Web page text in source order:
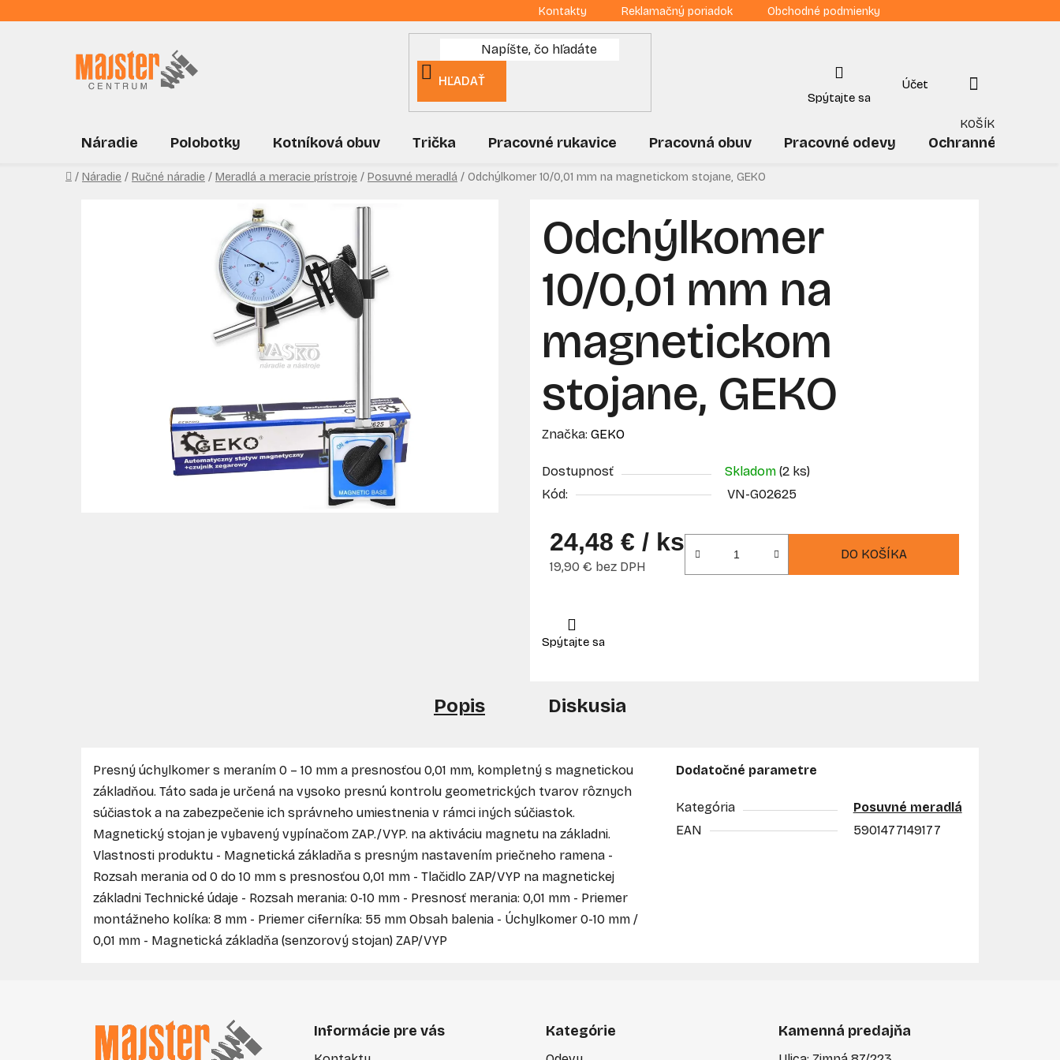
na
Kontakty Reklamačný poriadok Obchodné podmienky
HĽADAŤ
NÁKUPNÝ
KOŠÍK
Náradie Polobotky Kotníková obuv Trička Pracovné rukavice Pracovná obuv Pracovné odevy Ochranné
Domov
/ Náradie / Ručné náradie / Meradlá a meracie prístroje / Posuvné meradlá / Odchýlkomer 10/0,01 mm na magnetickom stojane, GEKO
Odchýlkomer
10/0,01 mm na
magnetickom
stojane, GEKO
Značka: GEKO
Dostupnosť Skladom (2 ks)
Kód:
VN-G02625
24,48 € / ks
19,90 € bez DPH
DO KOŠÍKA
Popis Diskusia
Presný úchylkomer s meraním 0 – 10 mm a presnosťou 0,01 mm, kompletný s magnetickou
základňou. Táto sada je určená na vysoko presnú kontrolu geometrických tvarov rôznych
súčiastok a na zabezpečenie ich správneho umiestnenia v rámci iných súčiastok.
Magnetický stojan je vybavený vypínačom ZAP./VYP. na aktiváciu magnetu na základni.
Vlastnosti produktu - Magnetická základňa s presným nastavením priečneho ramena -
Rozsah merania od 0 do 10 mm s presnosťou 0,01 mm - Tlačidlo ZAP/VYP na magnetickej
základni Technické údaje - Rozsah merania: 0-10 mm - Presnosť merania: 0,01 mm - Priemer
montážneho kolíka: 8 mm - Priemer ciferníka: 55 mm Obsah balenia - Úchylkomer 0-10 mm /
0,01 mm - Magnetická základňa (senzorový stojan) ZAP/VYP
Dodatočné parametre
Kategória
Posuvné meradlá
EAN
5901477149177
Informácie pre vás Kategórie Kamenná predajňa